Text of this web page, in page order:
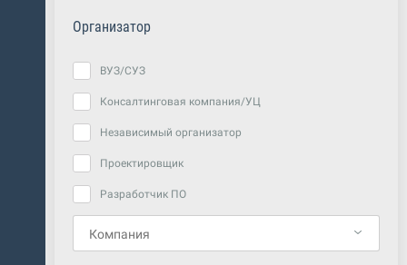
Организатор
ВУЗ/СУЗ
Консалтинговая компания/УЦ
Независимый организатор
Проектировщик
Разработчик ПО